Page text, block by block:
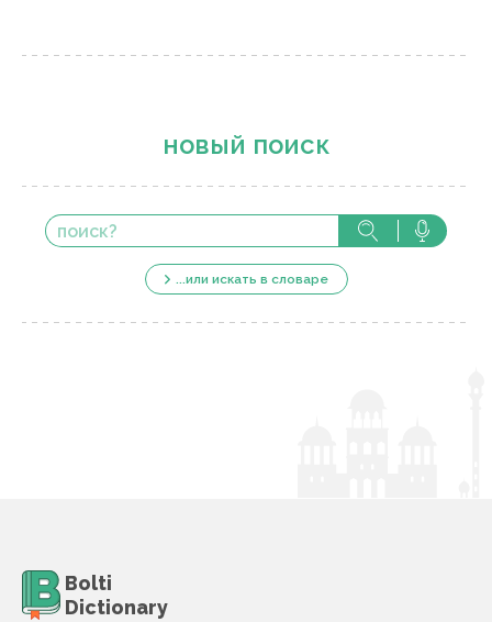
новый поиск
...или искать в словаре
Bolti
Dictionary